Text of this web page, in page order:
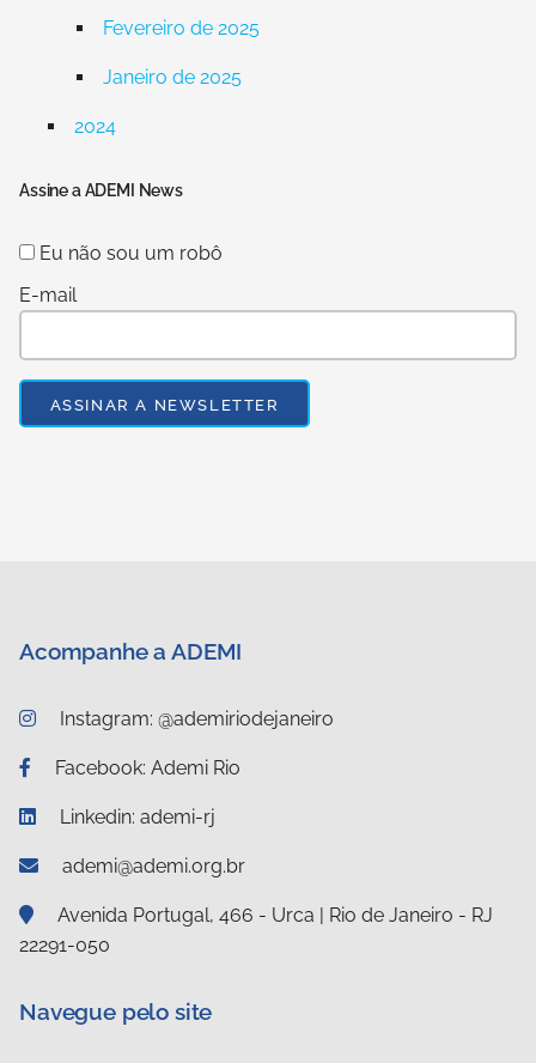
Fevereiro de 2025
Janeiro de 2025
2024
Assine a ADEMI News
Eu não sou um robô
E-mail
Acompanhe a ADEMI
Instagram: @ademiriodejaneiro
Facebook: Ademi Rio
Linkedin: ademi-rj
ademi@ademi.org.br
Avenida Portugal, 466 - Urca | Rio de Janeiro - RJ
22291-050
Navegue pelo site